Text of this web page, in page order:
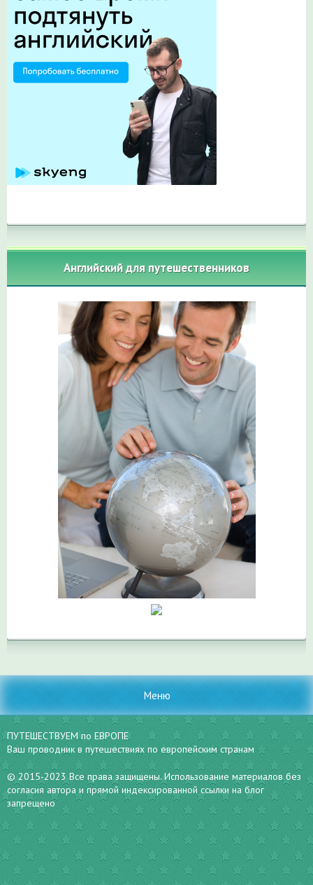
Английский для путешественников
Меню
ПУТЕШЕСТВУЕМ по ЕВРОПЕ
Ваш проводник в путешествиях по европейским странам
© 2015-2023 Все права защищены. Использование материалов без
согласия автора и прямой индексированной ссылки на блог
запрещено